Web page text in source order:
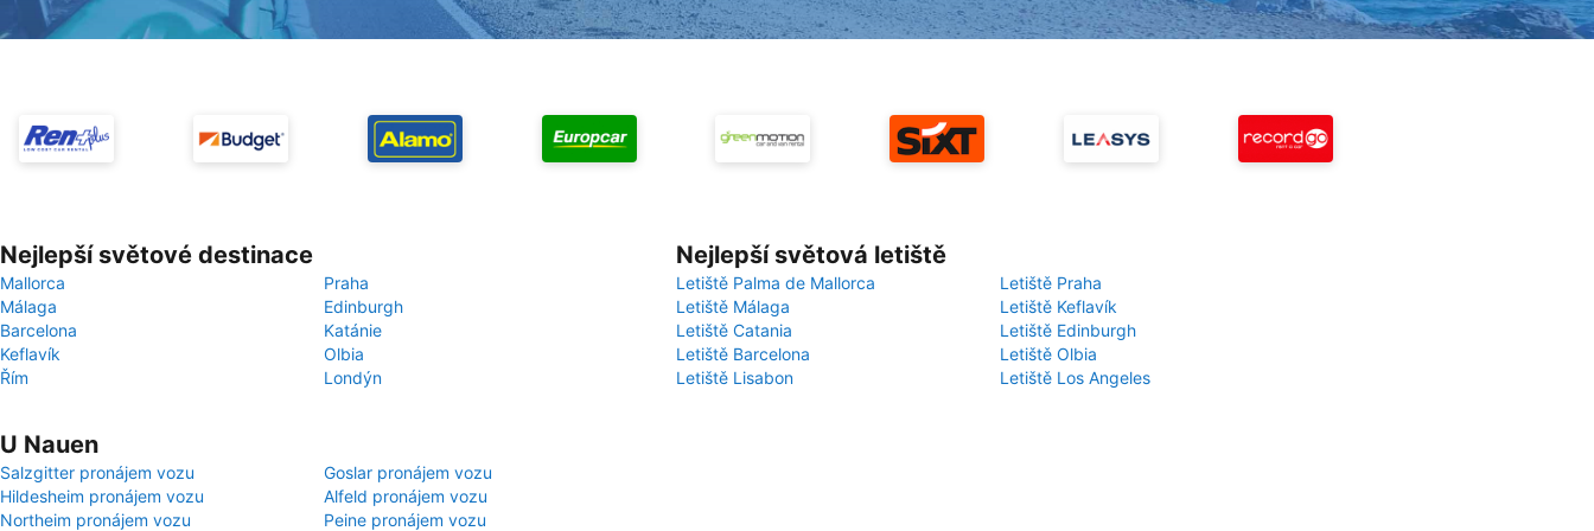
Nejlepší světové destinace
Mallorca
Praha
Málaga
Edinburgh
Barcelona
Katánie
Keflavík
Olbia
Řím
Londýn
Nejlepší světová letiště
Letiště Palma de Mallorca
Letiště Praha
Letiště Málaga
Letiště Keflavík
Letiště Catania
Letiště Edinburgh
Letiště Barcelona
Letiště Olbia
Letiště Lisabon
Letiště Los Angeles
U Nauen
Salzgitter pronájem vozu
Goslar pronájem vozu
Hildesheim pronájem vozu
Alfeld pronájem vozu
Northeim pronájem vozu
Peine pronájem vozu